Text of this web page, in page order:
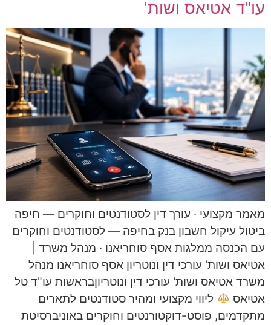
עו"ד אטיאס ושות'
מאמר מקצועי · עורך דין לסטודנטים וחוקרים — חיפה
ביטול עיקול חשבון בנק בחיפה — לסטודנטים וחוקרים
עם הכנסה ממלגות אסף סוחריאנו · מנהל משרד |
אטיאס ושות' עורכי דין ונוטריון אסף סוחריאנו מנהל
משרד אטיאס ושות' עורכי דין ונוטריוןבראשות עו"ד טל
אטיאס
ליווי מקצועי ומהיר סטודנטים לתארים
מתקדמים, פוסט-דוקטורנטים וחוקרים באוניברסיטת